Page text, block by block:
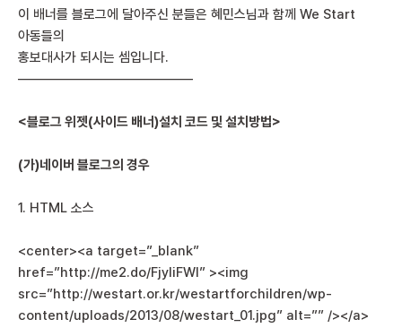
이 배너를 블로그에 달아주신 분들은 혜민스님과 함께 We Start
아동들의
홍보대사가 되시는 셈입니다.
—————————————
<블로그 위젯(사이드 배너)설치 코드 및 설치방법>
(가)네이버 블로그의 경우
1. HTML 소스
<center><a target=”_blank”
href=”http://me2.do/FjyIiFWI” ><img
src=”http://westart.or.kr/westartforchildren/wp-
content/uploads/2013/08/westart_01.jpg” alt=”” /></a>